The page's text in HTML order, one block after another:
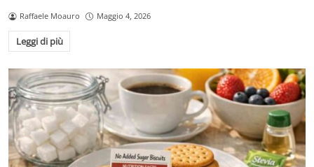
Raffaele Moauro Maggio 4, 2026
Leggi di più